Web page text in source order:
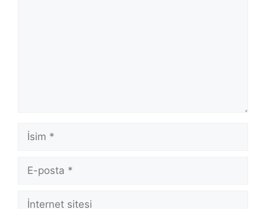
İsim
posta
İnternet